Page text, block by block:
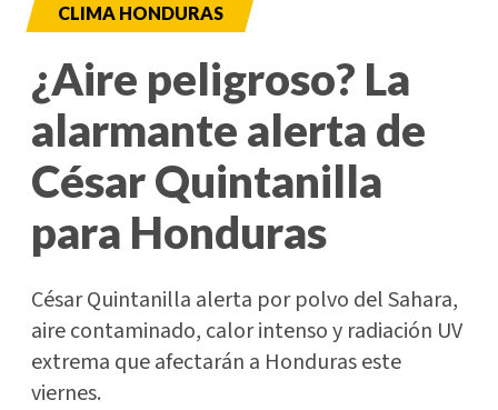
CLIMA HONDURAS
¿Aire peligroso? La
alarmante alerta de
César Quintanilla
para Honduras
César Quintanilla alerta por polvo del Sahara,
aire contaminado, calor intenso y radiación UV
extrema que afectarán a Honduras este
viernes.